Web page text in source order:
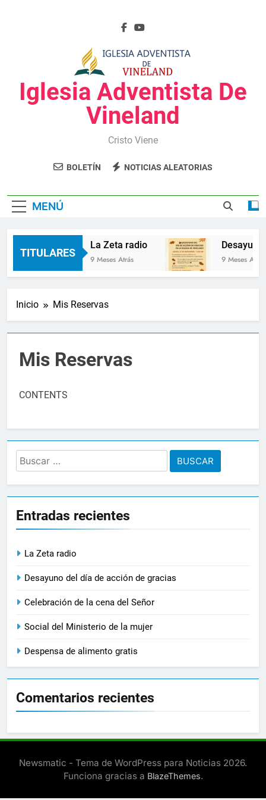
Iglesia Adventista De
Vineland
Cristo Viene
BOLETÍN NOTICIAS ALEATORIAS
MENÚ
TITULARES
La Zeta radio
9 Meses Atrás 9 Meses Atrás
Inicio Mis Reservas
Mis Reservas
CONTENTS
Buscar:
Entradas recientes
La Zeta radio
Desayuno del día de acción de gracias
Celebración de la cena del Señor
Social del Ministerio de la mujer
Despensa de alimento gratis
Comentarios recientes
Newsmatic - Tema de WordPress para Noticias 2026.
Funciona gracias a BlazeThemes.